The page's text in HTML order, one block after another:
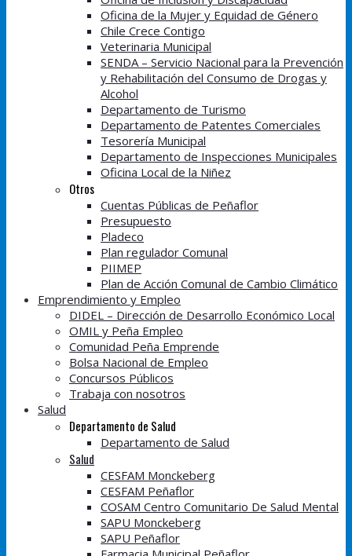
Oficina de la Mujer y Equidad de Género
Chile Crece Contigo
Veterinaria Municipal
SENDA – Servicio Nacional para la Prevención
y Rehabilitación del Consumo de Drogas y
Alcohol
Departamento de Turismo
Departamento de Patentes Comerciales
Tesorería Municipal
Departamento de Inspecciones Municipales
Oficina Local de la Niñez
Otros
Cuentas Públicas de Peñaflor
Presupuesto
Pladeco
Plan regulador Comunal
PIIMEP
Plan de Acción Comunal de Cambio Climático
Emprendimiento y Empleo
DIDEL – Dirección de Desarrollo Económico Local
OMIL y Peña Empleo
Comunidad Peña Emprende
Bolsa Nacional de Empleo
Concursos Públicos
Trabaja con nosotros
Salud
Departamento de Salud
Departamento de Salud
Salud
CESFAM Monckeberg
CESFAM Peñaflor
COSAM Centro Comunitario De Salud Mental
SAPU Monckeberg
SAPU Peñaflor